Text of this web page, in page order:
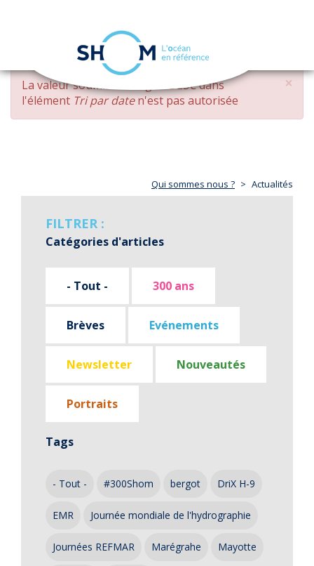
Aller
contenu
principal
navigation
×
MESSAGE
D'ERREUR
La valeur soumise changed DESCdans
l'élément Tri par daten'est pas autorisée
Qui sommes nous ? Actualités
FILTRER :
Catégories d'articles
- Tout - 300 ans
Brèves Evénements
Newsletter Nouveautés
Portraits
Tags
- Tout - #300Shom bergot DriX H-9
EMR Journée mondiale de l'hydrographie
Journées REFMAR Marégrahe Mayotte